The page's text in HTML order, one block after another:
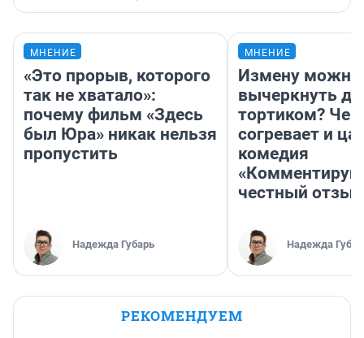
МНЕНИЕ
«Это прорыв, которого
так не хватало»:
почему фильм «Здесь
был Юра» никак нельзя
пропустить
Надежда Губарь
МНЕНИЕ
Измену можно
вычеркнуть
тортиком? Чем
согревает и
комедия
«Комментируй
честный отзыв
Надежда
РЕКОМЕНДУЕМ